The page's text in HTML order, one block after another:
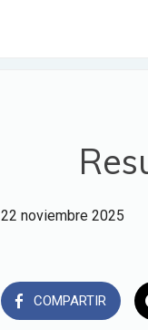
22 noviembre 2025
COMPARTIR